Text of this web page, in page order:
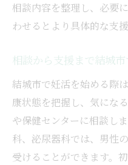
相談内容を整理し、必要
わせるとより具体的な支
相談から支援まで結城
結城市で妊活を始める際
康状態を把握し、気にな
や保健センターに相談し
科、泌尿器科では、男性
受けることができます。